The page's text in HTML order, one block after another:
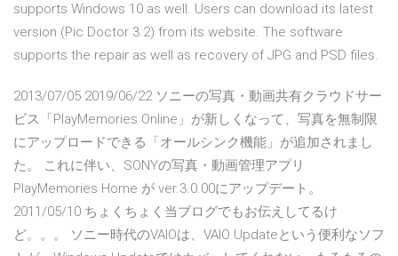
supports Windows 10 as well. Users can download its latest
version (Pic Doctor 3.2) from its website. The software
supports the repair as well as recovery of JPG and PSD files.
2013/07/05 2019/06/22 ソニーの写真・動画共有クラウドサー
ビス「PlayMemories Online」が新しくなって、写真を無制限
にアップロードできる「オールシンク機能」が追加されまし
た。 これに伴い、SONYの写真・動画管理アプリ
PlayMemories Home が ver.3.0.00にアップデート。
2011/05/10 ちょくちょく当ブログでもお伝えしてるけ
ど。。。 ソニー時代のVAIOは、VAIO Updateという便利なソフ